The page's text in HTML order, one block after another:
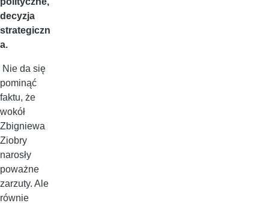
decyzja
strategiczn
a.
Nie da się
pominąć
faktu, że
wokół
Zbigniewa
Ziobry
narosły
poważne
zarzuty. Ale
równie